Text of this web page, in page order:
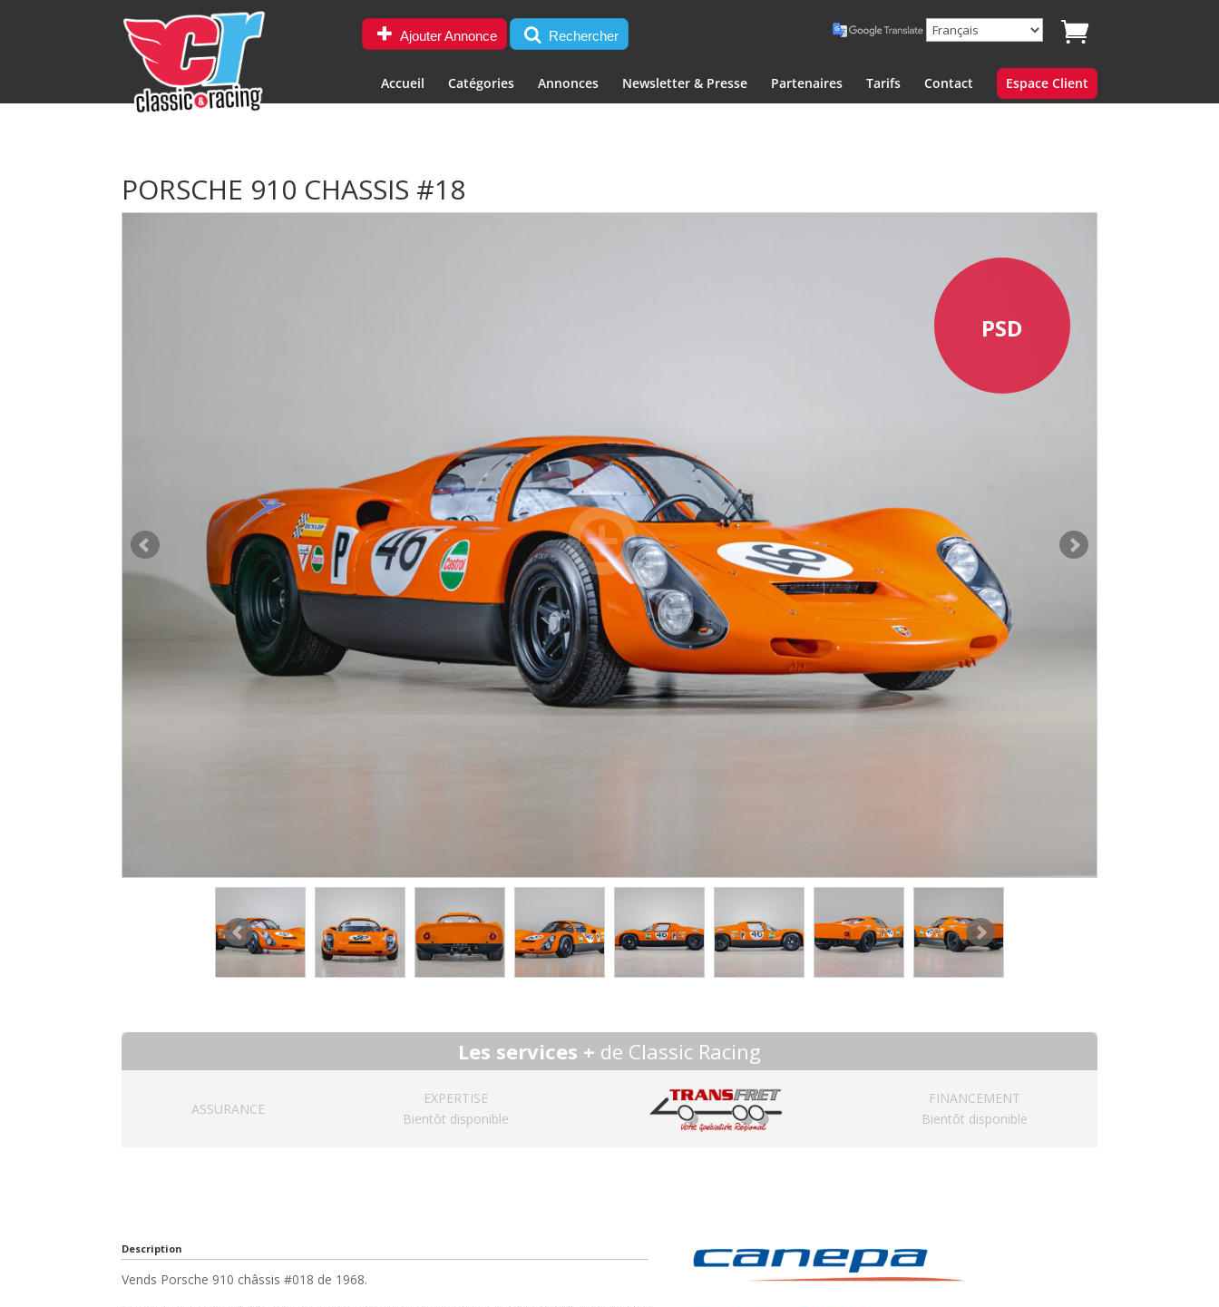
Ajouter Annonce Rechercher
Accueil Catégories Annonces Newsletter & Presse Partenaires Tarifs Contact Espace Client
PORSCHE 910 CHASSIS #18
PSD
Les services + de Classic Racing
ASSURANCE
EXPERTISE
Bientôt disponible
FINANCEMENT
Bientôt disponible
Description
Vends Porsche 910 châssis #018 de 1968.